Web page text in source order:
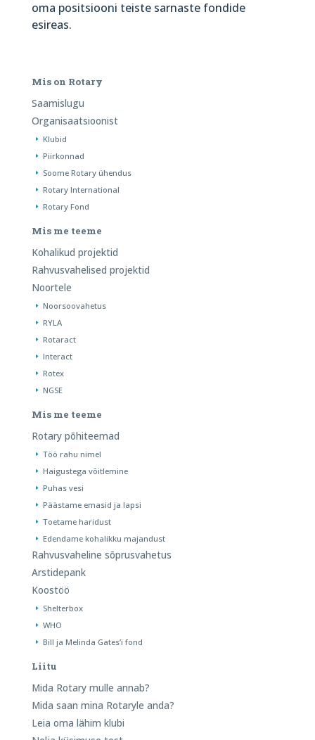
oma positsiooni teiste sarnaste fondide
esireas.
Mis on Rotary
Saamislugu
Organisaatsioonist
Klubid
Piirkonnad
Soome Rotary ühendus
Rotary International
Rotary Fond
Mis me teeme
Kohalikud projektid
Rahvusvahelised projektid
Noortele
Noorsoovahetus
RYLA
Rotaract
Interact
Rotex
NGSE
Mis me teeme
Rotary põhiteemad
Töö rahu nimel
Haigustega võitlemine
Puhas vesi
Päästame emasid ja lapsi
Toetame haridust
Edendame kohalikku majandust
Rahvusvaheline sõprusvahetus
Arstidepank
Koostöö
Shelterbox
WHO
Bill ja Melinda Gates’i fond
Liitu
Mida Rotary mulle annab?
Mida saan mina Rotaryle anda?
Leia oma lähim klubi